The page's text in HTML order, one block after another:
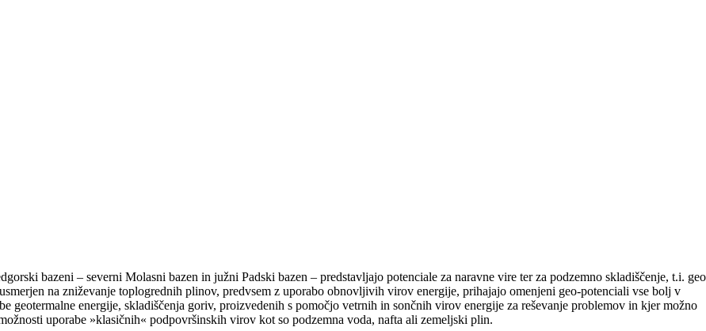
bazeni – severni Molasni bazen in južni Padski bazen – predstavljajo potenciale za naravne vire ter za podzemno skladiščenje, t.i.
na zniževanje toplogrednih plinov, predvsem z uporabo obnovljivih virov energije, prihajajo omenjeni geo-potenciali vse bolj v
geotermalne energije, skladiščenja goriv, proizvedenih s pomočjo vetrnih in sončnih virov energije za reševanje problemov in kjer možno
uporabe »klasičnih« podpovršinskih virov kot so podzemna voda, nafta ali zemeljski plin.